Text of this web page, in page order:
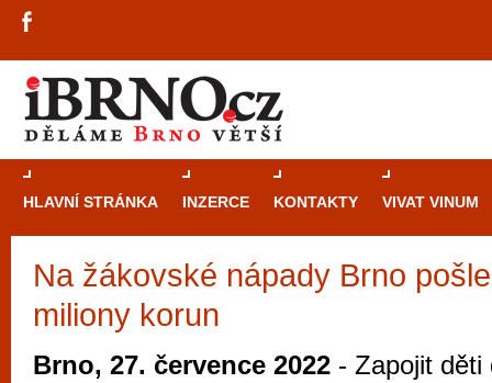
HLAVNÍ STRÁNKA INZERCE KONTAKTY VIVAT VINUM
Na žákovské nápady Brno
miliony korun
Brno, 27. července 2022 - Zapojit děti
Průvodce